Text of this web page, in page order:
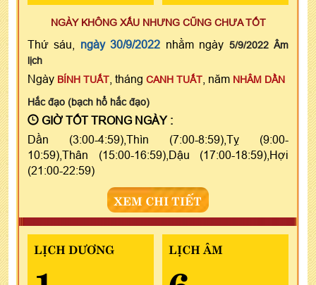
NGÀY KHÔNG XẤU NHƯNG CŨNG CHƯA TỐT
Thứ sáu, ngày 30/9/2022 nhằm ngày 5/9/2022 Âm
lịch
Ngày BÍNH TUẤT , tháng CANH TUẤT , năm NHÂM DẦN
Hắc đạo (bạch hổ hắc đạo)
GIỜ TỐT TRONG NGÀY :
Dần (3:00-4:59),Thìn (7:00-8:59),Tỵ (9:00-
10:59),Thân (15:00-16:59),Dậu (17:00-18:59),Hợi
(21:00-22:59)
XEM CHI TIẾT
LỊCH DƯƠNG LỊCH ÂM